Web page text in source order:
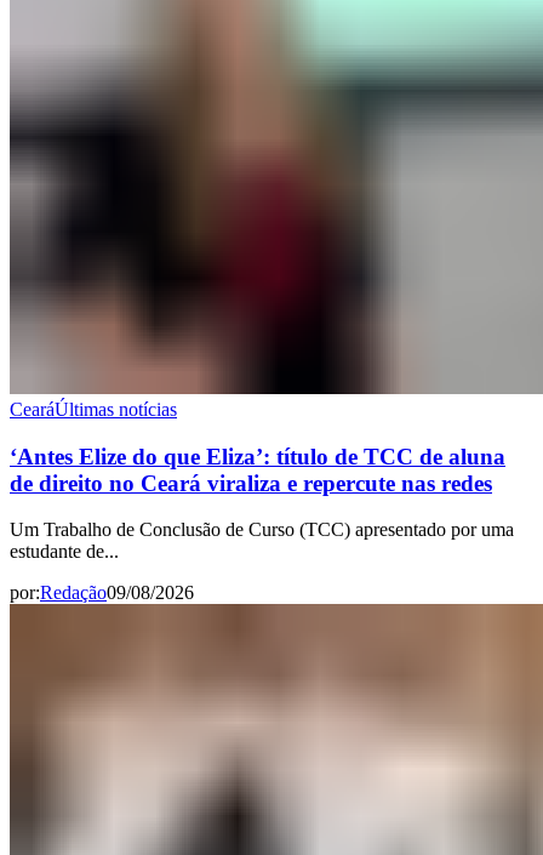
CearáÚltimas notícias
‘Antes Elize do que Eliza’: título de TCC de aluna
de direito no Ceará viraliza e repercute nas redes
Um Trabalho de Conclusão de Curso (TCC) apresentado por uma
estudante de...
por:Redação09/08/2026